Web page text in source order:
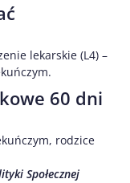
lekarskie (L4) –
60 dni
rodzice
Społecznej